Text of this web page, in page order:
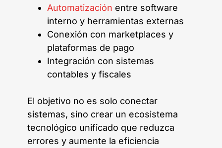
Automatización entre software
interno y herramientas externas
Conexión con marketplaces y
plataformas de pago
Integración con sistemas
contables y fiscales
El objetivo no es solo conectar
sistemas, sino crear un ecosistema
tecnológico unificado que reduzca
errores y aumente la eficiencia